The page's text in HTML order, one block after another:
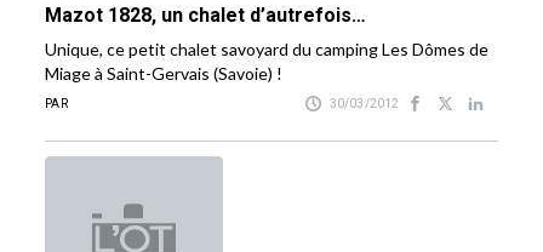
Mazot 1828, un chalet d’autrefois…
Unique, ce petit chalet savoyard du camping Les Dômes de
Miage à Saint-Gervais (Savoie) !
PAR 30/03/2012